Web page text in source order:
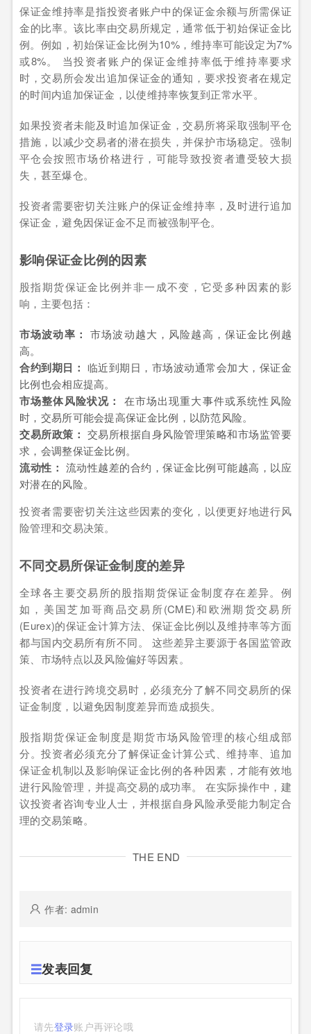
保证金维持率是指投资者账户中的保证金余额与所需保证
金的比率。该比率由交易所规定，通常低于初始保证金比
例。例如，初始保证金比例为10%，维持率可能设定为7%
或8%。 当投资者账户的保证金维持率低于维持率要求
时，交易所会发出追加保证金的通知，要求投资者在规定
的时间内追加保证金，以使维持率恢复到正常水平。
如果投资者未能及时追加保证金，交易所将采取强制平仓
措施，以减少交易者的潜在损失，并保护市场稳定。强制
平仓会按照市场价格进行，可能导致投资者遭受较大损
失，甚至爆仓。
投资者需要密切关注账户的保证金维持率，及时进行追加
保证金，避免因保证金不足而被强制平仓。
影响保证金比例的因素
股指期货保证金比例并非一成不变，它受多种因素的影
响，主要包括：
市场波动率： 市场波动越大，风险越高，保证金比例越
高。
合约到期日： 临近到期日，市场波动通常会加大，保证金
比例也会相应提高。
市场整体风险状况：
在市场出现重大事件或系统性风险
时，交易所可能会提高保证金比例，以防范风险。
交易所政策： 交易所根据自身风险管理策略和市场监管要
求，会调整保证金比例。
流动性： 流动性越差的合约，保证金比例可能越高，以应
对潜在的风险。
投资者需要密切关注这些因素的变化，以便更好地进行风
险管理和交易决策。
不同交易所保证金制度的差异
全球各主要交易所的股指期货保证金制度存在差异。例
如，美国芝加哥商品交易所(CME)和欧洲期货交易所
(Eurex)的保证金计算方法、保证金比例以及维持率等方面
都与国内交易所有所不同。 这些差异主要源于各国监管政
策、市场特点以及风险偏好等因素。
投资者在进行跨境交易时，必须充分了解不同交易所的保
证金制度，以避免因制度差异而造成损失。
股指期货保证金制度是期货市场风险管理的核心组成部
分。投资者必须充分了解保证金计算公式、维持率、追加
保证金机制以及影响保证金比例的各种因素，才能有效地
进行风险管理，并提高交易的成功率。 在实际操作中，建
议投资者咨询专业人士，并根据自身风险承受能力制定合
理的交易策略。
THE END
作者: admin
发表回复
请先登录账户再评论哦